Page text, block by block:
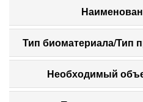
Тип биоматериала/Тип
Необходимый